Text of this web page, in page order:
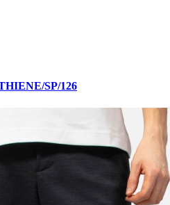
SP/126